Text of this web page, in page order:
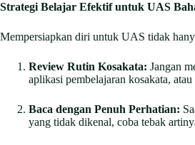
Strategi Belajar Efektif untuk UAS
Mempersiapkan diri untuk UAS tidak
Review Rutin Kosakata: Jangan
aplikasi pembelajaran kosakata,
Baca dengan Penuh Perhatian:
yang tidak dikenal, coba tebak